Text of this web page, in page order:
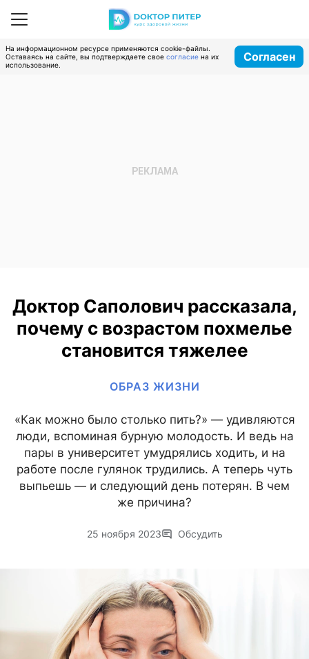
На информационном ресурсе применяются cookie-файлы.
Оставаясь на сайте, вы подтверждаете свое согласие на их
использование.
Согласен
Доктор Саполович рассказала,
почему с возрастом похмелье
становится тяжелее
ОБРАЗ ЖИЗНИ
«Как можно было столько пить?» — удивляются
люди, вспоминая бурную молодость. И ведь на
пары в университет умудрялись ходить, и на
работе после гулянок трудились. А теперь чуть
выпьешь — и следующий день потерян. В чем
же причина?
25 ноября 2023 Обсудить